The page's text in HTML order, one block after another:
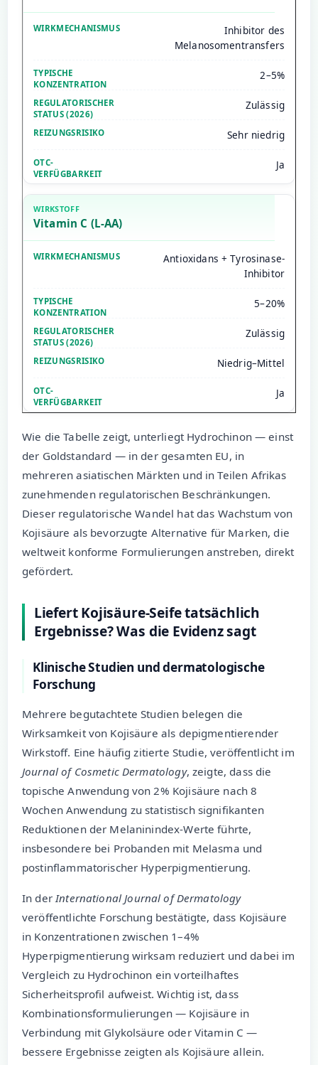
Inhibitor des
Melanosomentransfers
2–5%
Zulässig
Sehr niedrig
Ja
Vitamin C (L-AA)
Antioxidans + Tyrosinase-
Inhibitor
5–20%
Zulässig
Niedrig–Mittel
Ja
Wie die Tabelle zeigt, unterliegt Hydrochinon — einst
der Goldstandard — in der gesamten EU, in
mehreren asiatischen Märkten und in Teilen Afrikas
zunehmenden regulatorischen Beschränkungen.
Dieser regulatorische Wandel hat das Wachstum von
Kojisäure als bevorzugte Alternative für Marken, die
weltweit konforme Formulierungen anstreben, direkt
gefördert.
Liefert Kojisäure-Seife tatsächlich
Ergebnisse? Was die Evidenz sagt
Klinische Studien und dermatologische
Forschung
Mehrere begutachtete Studien belegen die
Wirksamkeit von Kojisäure als depigmentierender
Wirkstoff. Eine häufig zitierte Studie, veröffentlicht im
Journal of Cosmetic Dermatology, zeigte, dass die
topische Anwendung von 2% Kojisäure nach 8
Wochen Anwendung zu statistisch signifikanten
Reduktionen der Melaninindex-Werte führte,
insbesondere bei Probanden mit Melasma und
postinflammatorischer Hyperpigmentierung.
In der International Journal of Dermatology
veröffentlichte Forschung bestätigte, dass Kojisäure
in Konzentrationen zwischen 1–4%
Hyperpigmentierung wirksam reduziert und dabei im
Vergleich zu Hydrochinon ein vorteilhaftes
Sicherheitsprofil aufweist. Wichtig ist, dass
Kombinationsformulierungen — Kojisäure in
Verbindung mit Glykolsäure oder Vitamin C —
bessere Ergebnisse zeigten als Kojisäure allein.